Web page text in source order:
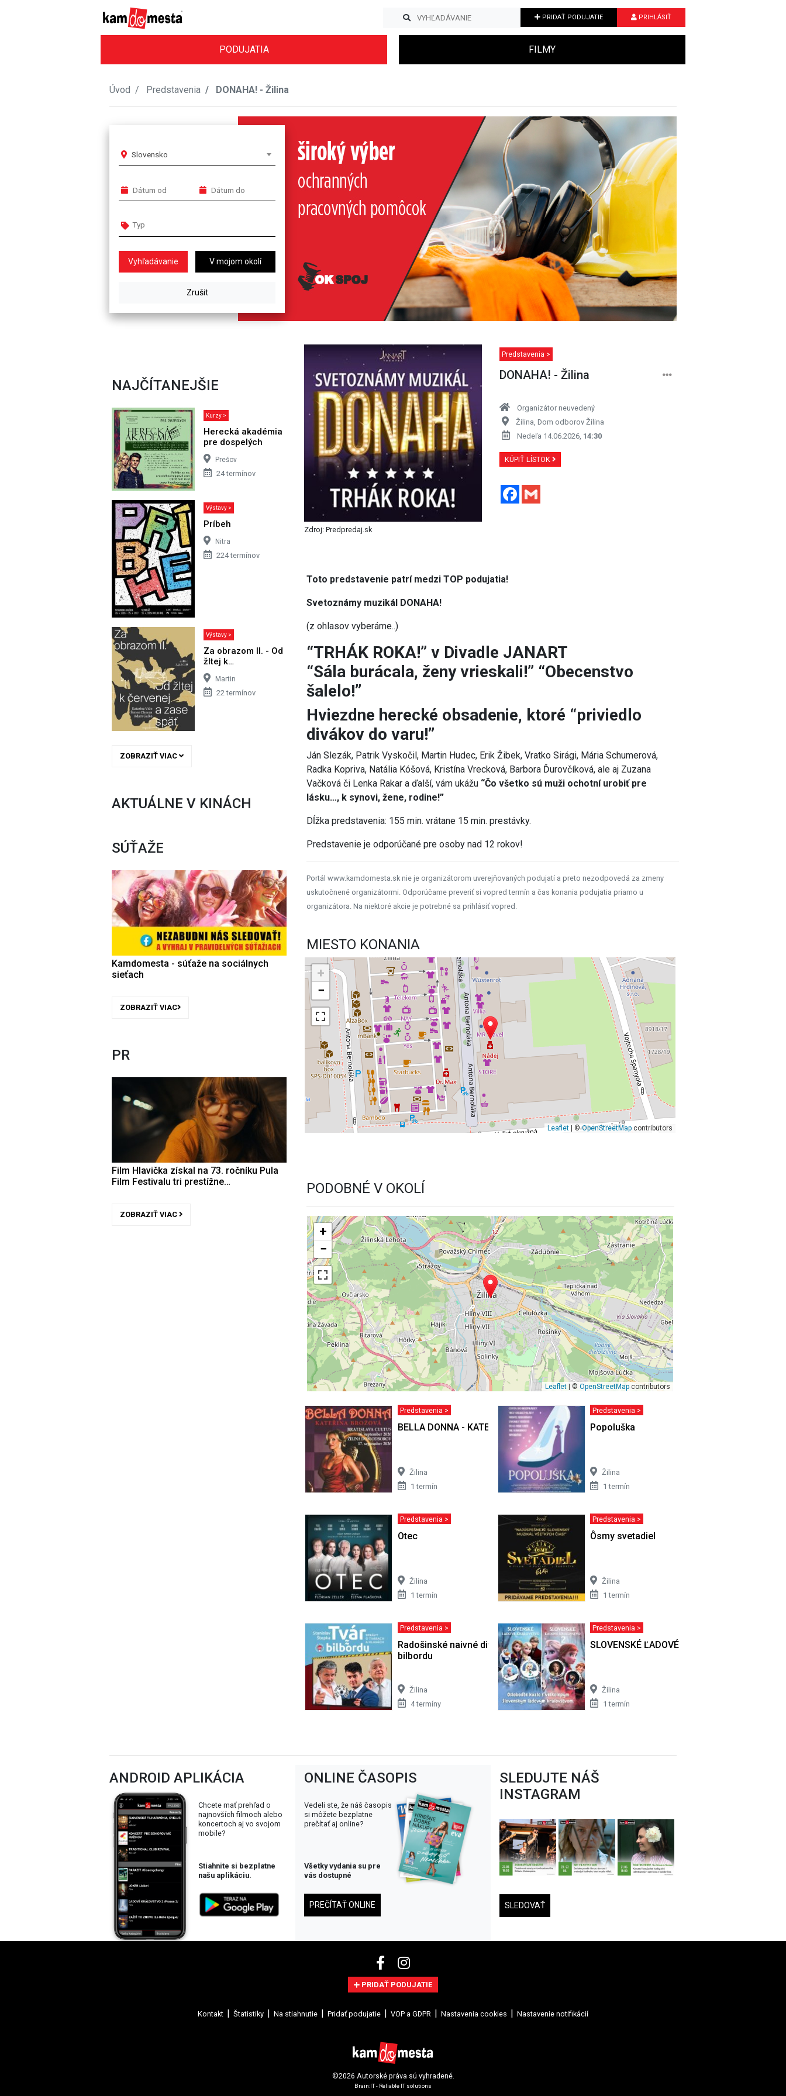
PRIDAŤ PODUJATIE PRIHLÁSIŤ
PODUJATIA FILMY
Úvod Predstavenia DONAHA! - Žilina
Slovensko
V mojom okolí
Next
NAJČÍTANEJŠIE
Kurzy >
Herecká akadémia
pre dospelých
Prešov
24 termínov
Výstavy >
Príbeh
Nitra
224 termínov
Výstavy >
Za obrazom II. - Od
žltej k…
Martin
22 termínov
ZOBRAZIŤ VIAC
AKTUÁLNE V KINÁCH
SÚŤAŽE
Kamdomesta - súťaže na sociálnych
sieťach
ZOBRAZIŤ VIAC
PR
Film Hlavička získal na 73. ročníku Pula
Film Festivalu tri prestížne…
ZOBRAZIŤ VIAC
Zdroj: Predpredaj.sk
Predstavenia >
DONAHA! - Žilina
Organizátor neuvedený
Žilina, Dom odborov Žilina
Nedeľa 14.06.2026, 14:30
KÚPIŤ LÍSTOK
Facebook
Toto predstavenie patrí medzi TOP podujatia!
Svetoznámy muzikál DONAHA!
(z ohlasov vyberáme..)
“TRHÁK ROKA!” v Divadle JANART
“Sála burácala, ženy vrieskali!” “Obecenstvo
šalelo!”
Hviezdne herecké obsadenie, ktoré “priviedlo
divákov do varu!”
Ján Slezák, Patrik Vyskočil, Martin Hudec, Erik Žibek, Vratko Sirági, Mária Schumerová,
Radka Kopriva, Natália Kóšová, Kristína Vrecková, Barbora Ďurovčíková, ale aj Zuzana
Vačková či Lenka Rakar a ďalší, vám ukážu “Čo všetko sú muži ochotní urobiť pre
lásku…, k synovi, žene, rodine!”
Dĺžka predstavenia: 155 min. vrátane 15 min. prestávky.
Predstavenie je odporúčané pre osoby nad 12 rokov!
Portál www.kamdomesta.sk nie je organizátorom uverejňovaných podujatí a preto nezodpovedá za zmeny
uskutočnené organizátormi. Odporúčame preveriť si vopred termín a čas konania podujatia priamo u
organizátora. Na niektoré akcie je potrebné sa prihlásiť vopred.
MIESTO KONANIA
+
−
Leaflet| ©OpenStreetMapcontributors
PODOBNÉ V OKOLÍ
+
−
Leaflet | ©OpenStreetMap contributors
Predstavenia >
BELLA DONNA - KATEŘINA BROŽOVÁ
Žilina
1 termín
Predstavenia >
Popoluška
Žilina
1 termín
Predstavenia >
Otec
Žilina
1 termín
Predstavenia >
Ôsmy svetadiel
Žilina
1 termín
Predstavenia >
Radošinské naivné divadlo: Tvár z
bilbordu
Žilina
4 termíny
Predstavenia >
SLOVENSKÉ ĽADOVÉ KRÁĽOVSTVO
Žilina
1 termín
ANDROID APLIKÁCIA
Chcete mať prehľad o
najnovších filmoch alebo
koncertoch aj vo svojom
mobile?
Stiahnite si bezplatne
našu aplikáciu.
ONLINE ČASOPIS
Vedeli ste, že náš časopis
si môžete bezplatne
prečítať aj online?
Všetky vydania su pre
vás dostupné
PREČÍTAŤ ONLINE
SLEDUJTE NÁŠ
INSTAGRAM
SLEDOVAŤ
PRIDAŤ PODUJATIE
Kontakt Štatistiky Na stiahnutie Pridať podujatie VOP a GDPR Nastavenia cookies Nastavenie notifikácií
©2026 Autorské práva sú vyhradené.
Brain:IT - Reliable IT solutions